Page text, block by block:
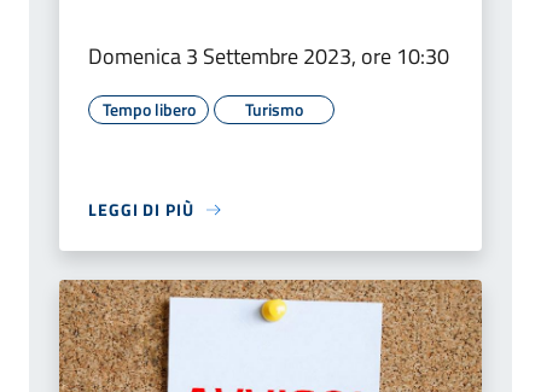
Domenica 3 Settembre 2023, ore 10:30
Tempo libero Turismo
LEGGI DI PIÙ